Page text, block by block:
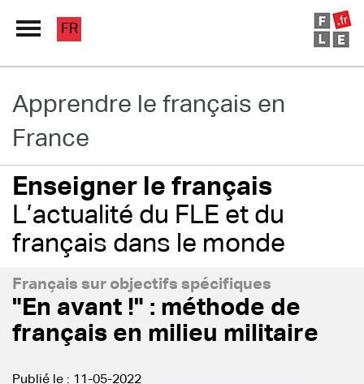
Grand Répertoire
Immersion France
Le français en ligne
Les pages PRO
FR
Apprendre le français en
France
Enseigner le français
L’actualité du FLE et du
français dans le monde
Français sur objectifs spécifiques
"En avant !" : méthode de
français en milieu militaire
Publié le : 11-05-2022